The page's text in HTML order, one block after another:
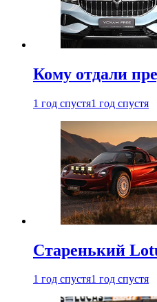
Кому отдали
1 год спустя1 год спустя
Старенький
1 год спустя1 год спустя